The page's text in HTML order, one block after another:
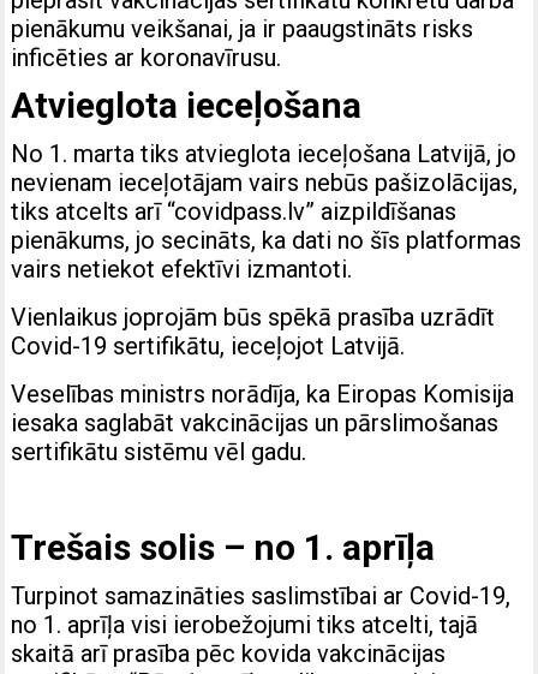
pienākumu veikšanai, ja ir paaugstināts risks
inficēties ar koronavīrusu.
Atvieglota ieceļošana
No 1. marta tiks atvieglota ieceļošana Latvijā, jo
nevienam ieceļotājam vairs nebūs pašizolācijas,
tiks atcelts arī “covidpass.lv” aizpildīšanas
pienākums, jo secināts, ka dati no šīs platformas
vairs netiekot efektīvi izmantoti.
Vienlaikus joprojām būs spēkā prasība uzrādīt
Covid-19 sertifikātu, ieceļojot Latvijā.
Veselības ministrs norādīja, ka Eiropas Komisija
iesaka saglabāt vakcinācijas un pārslimošanas
sertifikātu sistēmu vēl gadu.
Trešais solis – no 1. aprīļa
Turpinot samazināties saslimstībai ar Covid-19,
no 1. aprīļa visi ierobežojumi tiks atcelti, tajā
skaitā arī prasība pēc kovida vakcinācijas